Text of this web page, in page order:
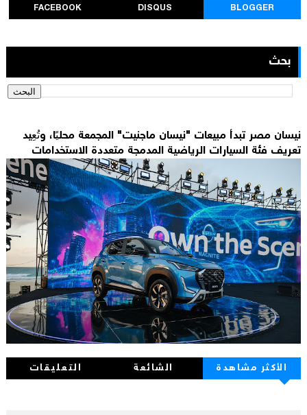
BLOGGER
DISQUS
FACEBOOK
بحث
نيسان مصر تبدأ مبيعات "نيسان ماجنيت" المجمعة محليًا، وتُعِيد
تعريف فئة السيارات الرياضية المدمجة متعددة الاستخدامات
الأكثر مشاهدة الشائعة التعليقات